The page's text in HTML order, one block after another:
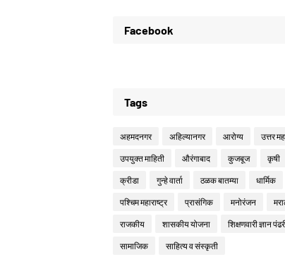
Facebook
Tags
अहमदनगर अहिल्यानगर आरोग्य उत्तर
उपयुक्त माहिती औरंगाबाद कुजबूज कृषी
क्रीडा गुन्हे वार्ता ठळक बातम्या धार्मिक
पश्चिम महाराष्ट्र प्रासंगिक मनोरंजन
राजकीय शासकीय योजना शिक्षणवारी ज्ञान
सामाजिक साहित्य व संस्कृती